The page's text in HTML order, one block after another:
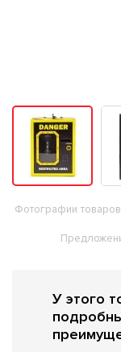
Фотографии
У этого